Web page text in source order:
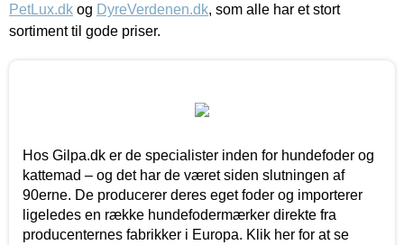
PetLux.dk og DyreVerdenen.dk, som alle har et stort
sortiment til gode priser.
Hos Gilpa.dk er de specialister inden for hundefoder og
kattemad – og det har de været siden slutningen af
90erne. De producerer deres eget foder og importerer
ligeledes en række hundefodermærker direkte fra
producenternes fabrikker i Europa. Klik her for at se